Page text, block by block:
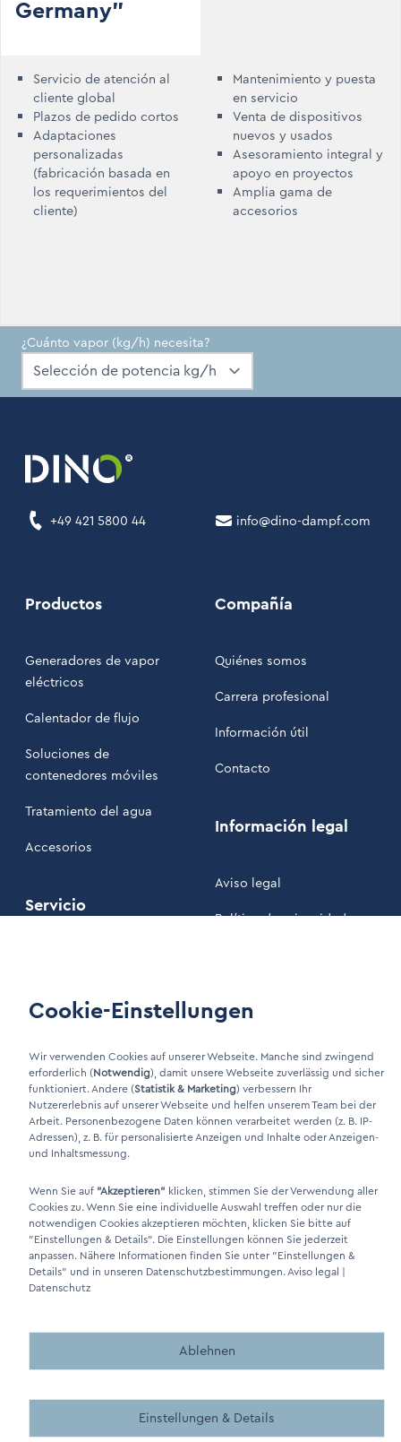
Germany"
Servicio de atención al
cliente global
Plazos de pedido cortos
Adaptaciones
personalizadas
(fabricación basada en
los requerimientos del
cliente)
Mantenimiento y puesta
en servicio
Venta de dispositivos
nuevos y usados
Asesoramiento integral y
apoyo en proyectos
Amplia gama de
accesorios
¿Cuánto vapor (kg/h) necesita?
+49 421 5800 44 info@dino-dampf.com
Productos
Generadores de vapor
eléctricos
Calentador de flujo
Soluciones de
contenedores móviles
Tratamiento del agua
Accesorios
Servicio
Área de clientes
Compañía
Quiénes somos
Carrera profesional
Información útil
Contacto
Información legal
Aviso legal
Política de privacidad
LinkIn Link
Xing Link
DINO Dampferzeuger GmbH - Generadores de vapor eléctricos
"Made in Germany" 2026
Cookie-Einstellungen
Wir verwenden Cookies auf unserer Webseite. Manche sind zwingend
erforderlich (Notwendig), damit unsere Webseite zuverlässig und sicher
funktioniert. Andere (Statistik & Marketing) verbessern Ihr
Nutzererlebnis auf unserer Webseite und helfen unserem Team bei der
Arbeit. Personenbezogene Daten können verarbeitet werden (z. B. IP-
Adressen), z. B. für personalisierte Anzeigen und Inhalte oder Anzeigen-
und Inhaltsmessung.
Wenn Sie auf "Akzeptieren" klicken, stimmen Sie der Verwendung aller
Cookies zu. Wenn Sie eine individuelle Auswahl treffen oder nur die
notwendigen Cookies akzeptieren möchten, klicken Sie bitte auf
"Einstellungen & Details". Die Einstellungen können Sie jederzeit
anpassen. Nähere Informationen finden Sie unter "Einstellungen &
Details" und in unseren Datenschutzbestimmungen.Aviso legal |
Datenschutz
Ablehnen
Einstellungen & Details